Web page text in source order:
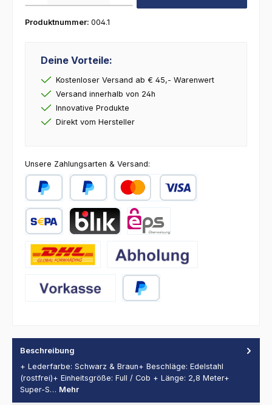
Produktnummer: 004.1
Deine Vorteile:
Kostenloser Versand ab € 45,- Warenwert
Versand innerhalb von 24h
Innovative Produkte
Direkt vom Hersteller
Unsere Zahlungsarten & Versand:
PayPal Später BezahlenKredit- oder Debitkarte
Abholung
Beschreibung
+ Lederfarbe: Schwarz & Braun+ Beschläge: Edelstahl
(rostfrei)+ Einheitsgröße: Full / Cob + Länge: 2,8 Meter+
Super-S… Mehr